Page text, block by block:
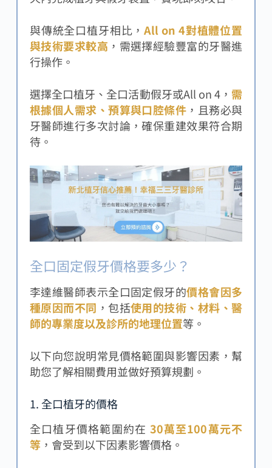
與傳統全口植牙相比，All on 4對植體位置
與技術要求較高 ，需選擇經驗豐富的牙醫進
行操作。
選擇全口植牙、全口活動假牙或All on 4， 需
根據個人需求、預算與口腔條件 ，且務必與
牙醫師進行多次討論，確保重建效果符合期
待。
全口固定假牙價格要多少？
李達維醫師表示全口固定假牙的價格會因多
種原因而不同 ，包括使用的技術、材料、醫
師的專業度以及診所的地理位置等。
以下向您說明常見價格範圍與影響因素，幫
助您了解相關費用並做好預算規劃。
1. 全口植牙的價格
全口植牙價格範圍約在 30萬至100萬元不
等，會受到以下因素影響價格。